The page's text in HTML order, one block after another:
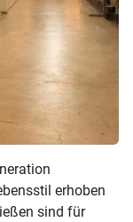
erhoben
sind für